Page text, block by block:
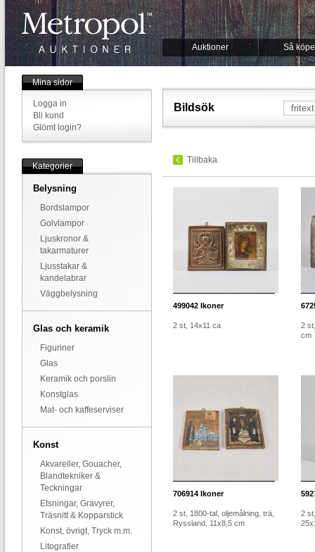
Auktioner Så
Mina sidor
Logga in
Bli kund
Glömt login?
Kategorier
Belysning
Bordslampor
Golvlampor
Ljuskronor &
takarmaturer
Ljusstakar &
kandelabrar
Väggbelysning
Glas och keramik
Figuriner
Glas
Keramik och porslin
Konstglas
Mat- och kaffeserviser
Konst
Akvareller, Gouacher,
Blandtekniker &
Teckningar
Etsningar, Gravyrer,
Träsnitt & Kopparstick
Konst, övrigt, Tryck m.m.
Litografier
Bildsök
Tillbaka
499042 Ikoner
2 st, 14x11 ca
2
cm
706914 Ikoner
2 st, 1800-tal, oljemålning, trä,
Ryssland, 11x8,5 cm
2